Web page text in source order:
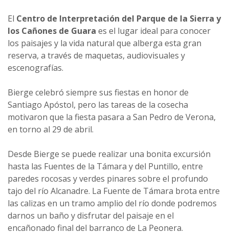
El Centro de Interpretación del Parque de la Sierra y
los Cañones de Guara es el lugar ideal para conocer
los paisajes y la vida natural que alberga esta gran
reserva, a través de maquetas, audiovisuales y
escenografías.
Bierge celebró siempre sus fiestas en honor de
Santiago Apóstol, pero las tareas de la cosecha
motivaron que la fiesta pasara a San Pedro de Verona,
en torno al 29 de abril.
Desde Bierge se puede realizar una bonita excursión
hasta las Fuentes de la Támara y del Puntillo, entre
paredes rocosas y verdes pinares sobre el profundo
tajo del río Alcanadre. La Fuente de Támara brota entre
las calizas en un tramo amplio del río donde podremos
darnos un baño y disfrutar del paisaje en el
encañonado final del barranco de La Peonera.